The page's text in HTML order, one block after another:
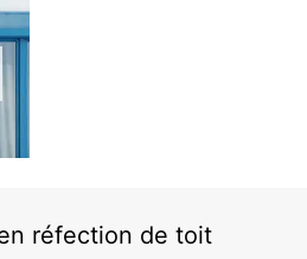
réfection de toit